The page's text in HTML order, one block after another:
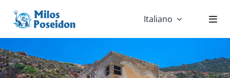
Skip
content
Italiano